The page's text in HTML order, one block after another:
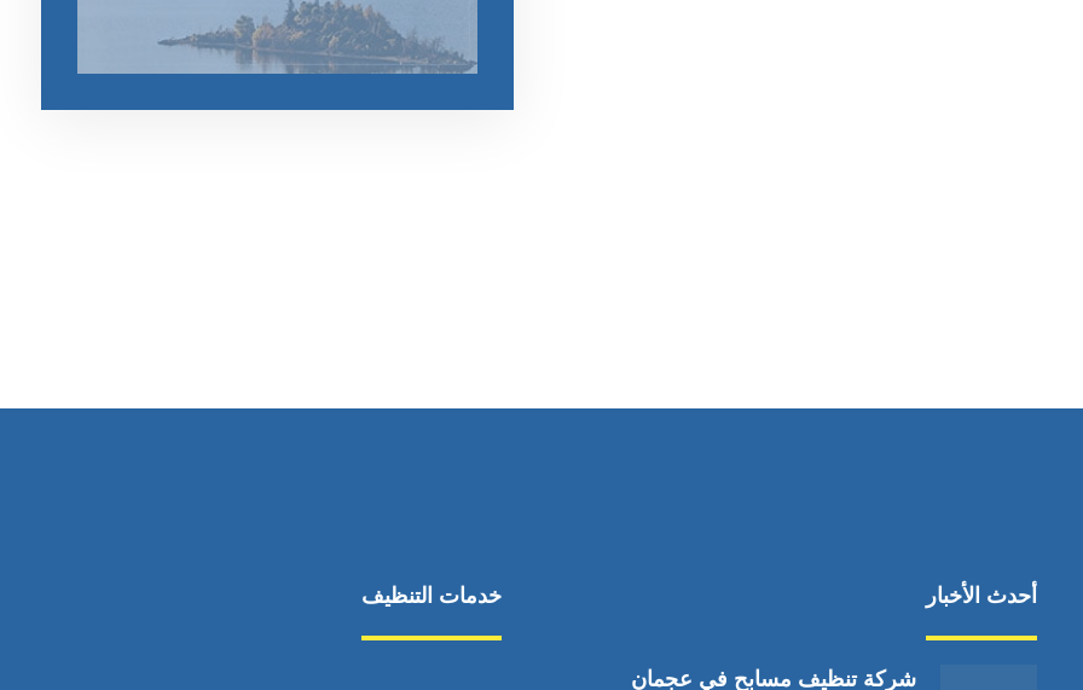
أحدث الأخبار
شركة تنظيف مسابح في عجمان
خدمات التنظيف